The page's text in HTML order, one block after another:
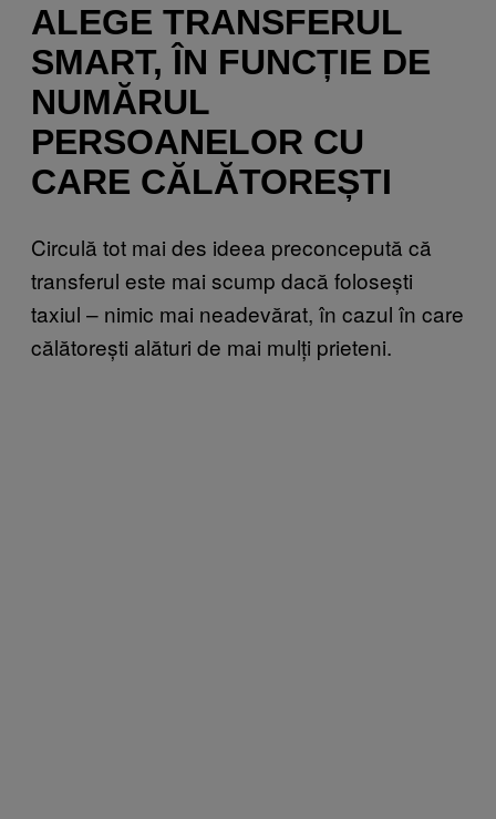
ALEGE TRANSFERUL
SMART, ÎN FUNCȚIE DE
NUMĂRUL
PERSOANELOR CU
CARE CĂLĂTOREȘTI
Circulă tot mai des ideea preconcepută că
transferul este mai scump dacă folosești
taxiul – nimic mai neadevărat, în cazul în care
călătorești alături de mai mulți prieteni.